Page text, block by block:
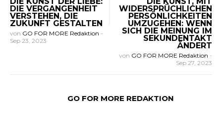
DIE VERGANGENHEIT
VERSTEHEN, DIE
ZUKUNFT GESTALTEN
von GO FOR MORE Redaktion -
Sep 23, 2023
WIDERSPRÜCHLICHEN
PERSÖNLICHKEITEN
UMZUGEHEN: WENN
SICH DIE MEINUNG IM
SEKUNDENTAKT
ÄNDERT
von GO FOR MORE Redaktion -
Sep 27, 2023
GO FOR MORE REDAKTION